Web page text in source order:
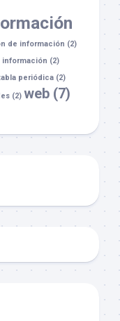
de información (2)
información (2)
periódica (2)
(2) web (7)